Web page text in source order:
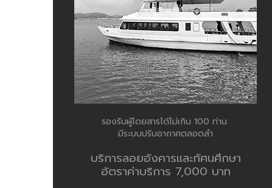
รองรับผู้โดยสารได้ไม่เกิน 100 ท่าน
มีระบบปรับอากาศตลอดลำ
บริการลอยอังคารและทัศนศึกษา
อัตราค่าบริการ 7,000 บาท